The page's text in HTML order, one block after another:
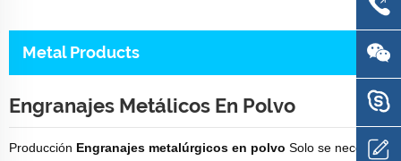
Metal Products
Engranajes Metálicos En Polvo
Producción Engranajes metalúrgicos en polvo Solo se necesitan